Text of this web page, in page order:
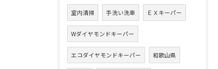
室内清掃 手洗い洗車 ＥＸキーパー
Wダイヤモンドキーパー
エコダイヤモンドキーパー 和歌山県